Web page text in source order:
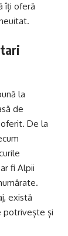
îți oferă
la
de
De la
fi Alpii
există
potrivește și